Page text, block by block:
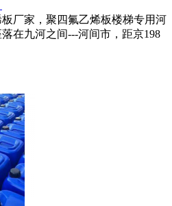
厂家，聚四氟乙烯板楼梯专用河
在九河之间---河间市，距京198